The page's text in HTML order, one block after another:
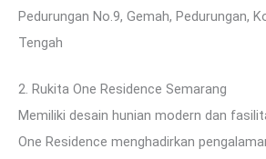
Pedurungan No.9, Gemah, Pedurungan,
Tengah
2. Rukita One Residence Semarang
Memiliki desain hunian modern dan
One Residence menghadirkan